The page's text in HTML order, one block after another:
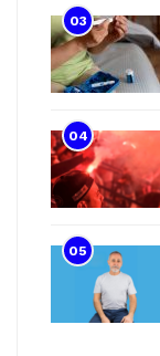
03
04
05